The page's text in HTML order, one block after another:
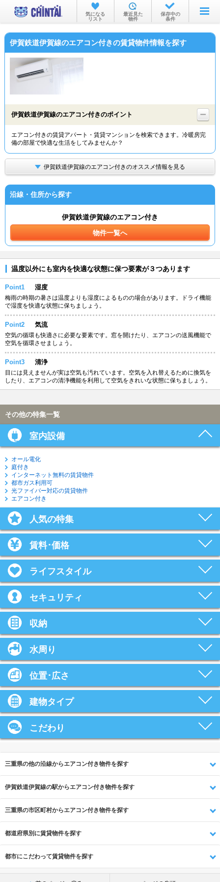
お部屋を探す
沿線・駅から
物件特集から
TOP
気になる
リスト
最近見た
物件
保存中の
条件
伊賀鉄道伊賀線のエアコン付きの賃貸物件情報を探す
伊賀鉄道伊賀線のエアコン付きのポイント
エアコン付きの賃貸アパート・賃貸マンションを検索できます。冷暖房完
備の部屋で快適な生活をしてみませんか？
伊賀鉄道伊賀線のエアコン付きのオススメ情報を見る
沿線・住所から探す
伊賀鉄道伊賀線のエアコン付き
物件一覧へ
温度以外にも室内を快適な状態に保つ要素が３つあります
Point1 湿度
梅雨の時期の暑さは温度よりも湿度によるものの場合があります。ドライ機能
で湿度を快適な状態に保ちましょう。
Point2 気流
空気の循環も快適さに必要な要素です。窓を開けたり、エアコンの送風機能で
空気を循環させましょう。
Point3 清浄
目には見えませんが実は空気も汚れています。空気を入れ替えるために換気を
したり、エアコンの清浄機能を利用して空気をきれいな状態に保ちましょう。
その他の特集一覧
室内設備
オール電化
庭付き
インターネット無料の賃貸物件
都市ガス利用可
光ファイバー対応の賃貸物件
エアコン付き
人気の特集
賃料･価格
ライフスタイル
セキュリティ
収納
水周り
位置･広さ
建物タイプ
こだわり
三重県の他の沿線からエアコン付き物件を探す
伊賀鉄道伊賀線の駅からエアコン付き物件を探す
三重県の市区町村からエアコン付き物件を探す
都道府県別に賃貸物件を探す
都市にこだわって賃貸物件を探す